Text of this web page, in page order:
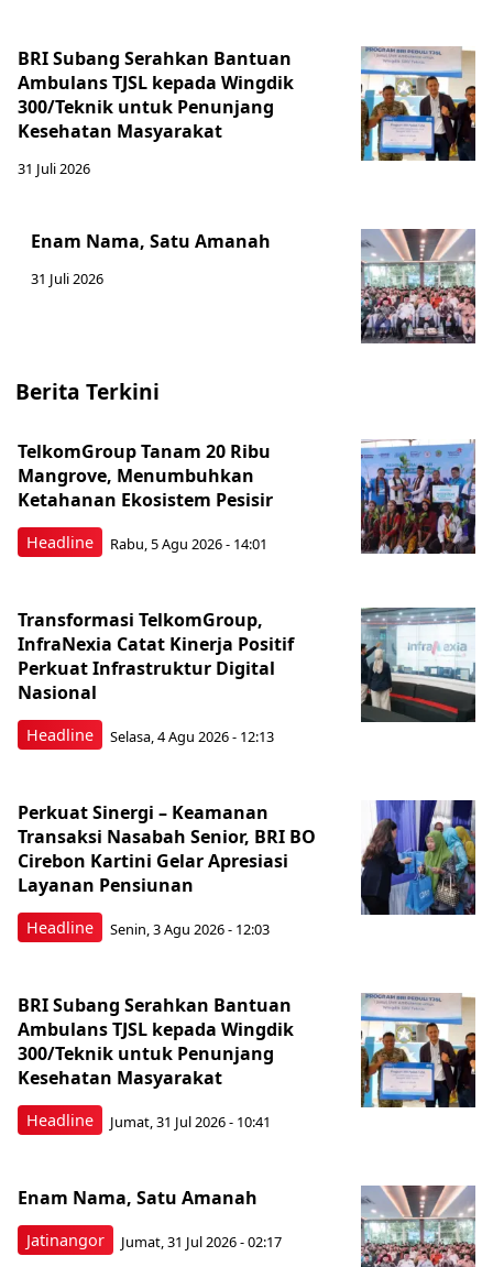
BRI Subang Serahkan Bantuan
Ambulans TJSL kepada Wingdik
300/Teknik untuk Penunjang
Kesehatan Masyarakat ​
31 Juli 2026
Enam Nama, Satu Amanah
31 Juli 2026
Berita Terkini
Headline
TelkomGroup Tanam 20 Ribu
Mangrove, Menumbuhkan
Ketahanan Ekosistem Pesisir
Rabu, 5 Agu 2026 - 14:01
Headline
Transformasi TelkomGroup,
InfraNexia Catat Kinerja Positif
Perkuat Infrastruktur Digital
Nasional
Selasa, 4 Agu 2026 - 12:13
Headline
Perkuat Sinergi – Keamanan
Transaksi Nasabah Senior, BRI BO
Cirebon Kartini Gelar Apresiasi
Layanan Pensiunan
Senin, 3 Agu 2026 - 12:03
Headline
BRI Subang Serahkan Bantuan
Ambulans TJSL kepada Wingdik
300/Teknik untuk Penunjang
Kesehatan Masyarakat ​
Jumat, 31 Jul 2026 - 10:41
Jatinangor
Enam Nama, Satu Amanah
Jumat, 31 Jul 2026 - 02:17